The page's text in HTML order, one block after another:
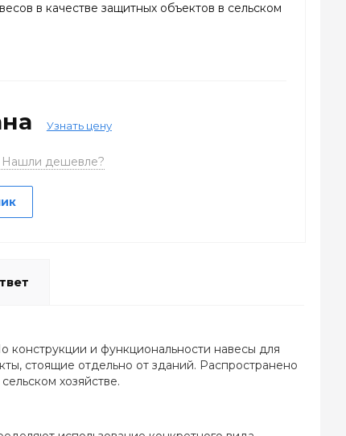
в качестве защитных объектов в сельском
Узнать цену
Нашли дешевле?
конструкции и функциональности навесы для
стоящие отдельно от зданий. Распространено
хозяйстве.